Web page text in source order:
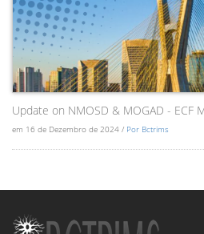
Update on NMOSD & MOGAD - ECF
em 16 de Dezembro de 2024 / Por Bctrims